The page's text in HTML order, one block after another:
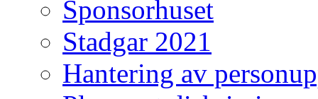
Sponsorhuset
Stadgar 2021
Hantering av